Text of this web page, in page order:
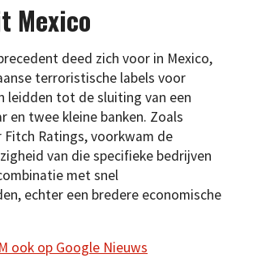
Mexico
deed zich voor in Mexico,
terroristische labels voor
leidden tot de sluiting van een
en twee kleine banken. Zoals
Ratings, voorkwam de
van die specifieke bedrijven
met snel
echter een bredere economische
ook op Google Nieuws